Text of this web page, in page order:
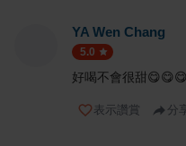
YA Wen Chang
5.0
好喝不會很甜😋😋😋
表示讚賞 分